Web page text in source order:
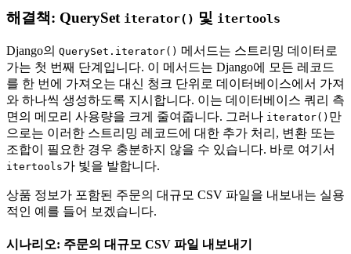
해결책: QuerySet iterator() 및 itertools
Django의 QuerySet.iterator() 메서드는 스트리밍 데이터로
가는 첫 번째 단계입니다. 이 메서드는 Django에 모든 레코드
를 한 번에 가져오는 대신 청크 단위로 데이터베이스에서 가져
와 하나씩 생성하도록 지시합니다. 이는 데이터베이스 쿼리 측
면의 메모리 사용량을 크게 줄여줍니다. 그러나 iterator() 만
으로는 이러한 스트리밍 레코드에 대한 추가 처리, 변환 또는
조합이 필요한 경우 충분하지 않을 수 있습니다. 바로 여기서
itertools가 빛을 발합니다.
상품 정보가 포함된 주문의 대규모 CSV 파일을 내보내는 실용
적인 예를 들어 보겠습니다.
시나리오: 주문의 대규모 CSV 파일 내보내기